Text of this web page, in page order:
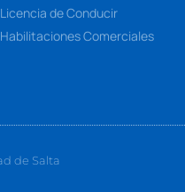
Licencia de Conducir
Habilitaciones Comerciales
de Salta